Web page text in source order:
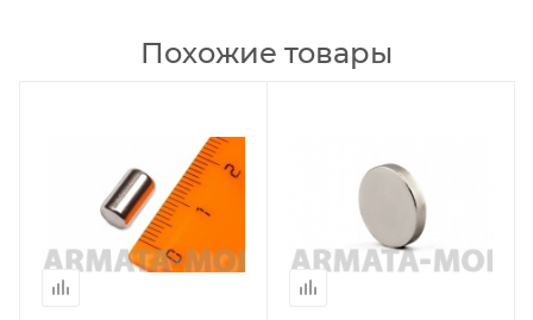
Похожие товары